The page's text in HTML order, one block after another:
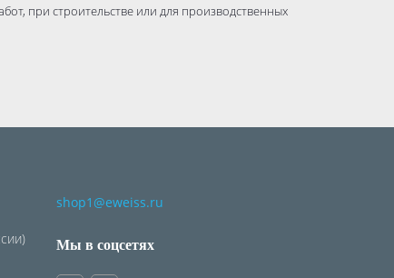
при строительстве или для производственных
прочность — и в сочетании с
решениях.
shop1@eweiss.ru
Мы в соцсетях